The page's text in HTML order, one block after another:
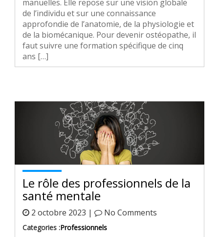
manuelles. Elle repose sur une vision globale
de l’individu et sur une connaissance
approfondie de l’anatomie, de la physiologie et
de la biomécanique. Pour devenir ostéopathe, il
faut suivre une formation spécifique de cinq
ans […]
Le rôle des professionnels de la
santé mentale
2 octobre 2023 | No Comments
Categories :Professionnels